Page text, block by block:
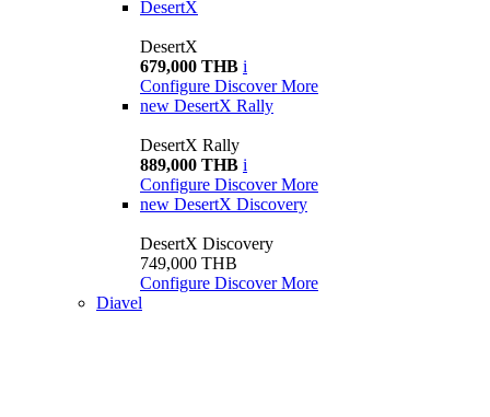
DesertX
DesertX
679,000 THB i
Configure Discover More
new DesertX Rally
DesertX Rally
889,000 THB i
Configure Discover More
new DesertX Discovery
DesertX Discovery
749,000 THB
Configure Discover More
Diavel